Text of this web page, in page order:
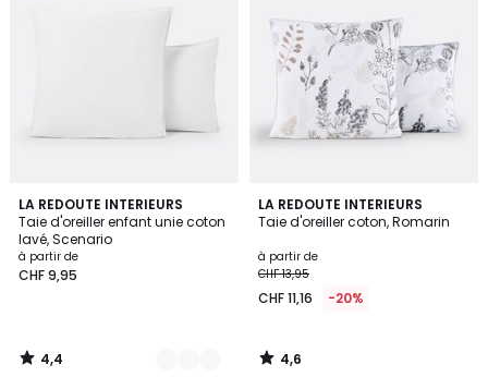
LA REDOUTE INTERIEURS
Taie d'oreiller enfant unie coton
lavé, Scenario
à partir de
CHF 9,95
4,4
/ 5
18
Couleurs
4,4
/
LA REDOUTE INTERIEURS
Taie d'oreiller coton, Romarin
à partir de
CHF 13,95
CHF 11,16 -20%
4,6
/ 5
4,6
/